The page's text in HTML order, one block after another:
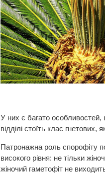
У них є багато особливостей,
відділі стоїть клас
Патронажна роль спорофіту
високого рівня: не тільки
жіночий гаметофіт не